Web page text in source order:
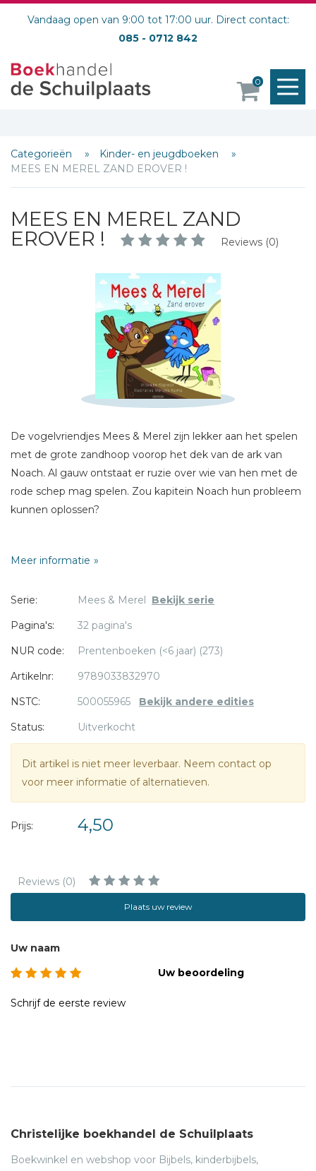
Vandaag open van 9:00 tot 17:00 uur. Direct contact:
085 - 0712 842
0
Categorieën
Kinder- en jeugdboeken
MEES EN MEREL ZAND EROVER !
MEES EN MEREL ZAND
EROVER !
Reviews (0)
De vogelvriendjes Mees & Merel zijn lekker aan het spelen
met de grote zandhoop voorop het dek van de ark van
Noach. Al gauw ontstaat er ruzie over wie van hen met de
rode schep mag spelen. Zou kapitein Noach hun probleem
kunnen oplossen?
goedmaken.
Meer informatie
Serie: Mees & Merel Bekijk serie
Pagina's:
32 pagina's
NUR code:
Prentenboeken (<6 jaar) (273)
Artikelnr:
9789033832970
NSTC:
500055965 Bekijk andere edities
Status:
Uitverkocht
Dit artikel is niet meer leverbaar. Neem contact op
voor meer informatie of alternatieven.
Prijs: 4,50
Reviews (0)
Plaats uw review
Schrijf hieronder je review!
Titel *
Bericht *
Uw naam
Uw beoordeling
Schrijf de eerste review
Christelijke boekhandel de Schuilplaats
Boekwinkel en webshop voor Bijbels, kinderbijbels,